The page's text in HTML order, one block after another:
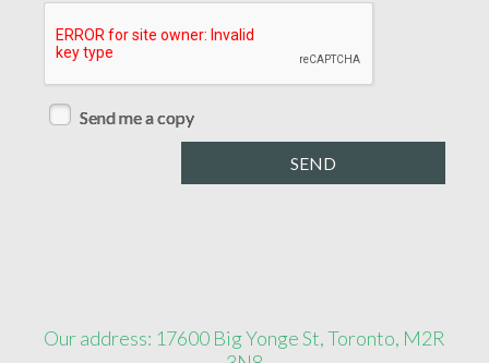
Send me a copy
Our address: 17600 Big Yonge St, Toronto, M2R